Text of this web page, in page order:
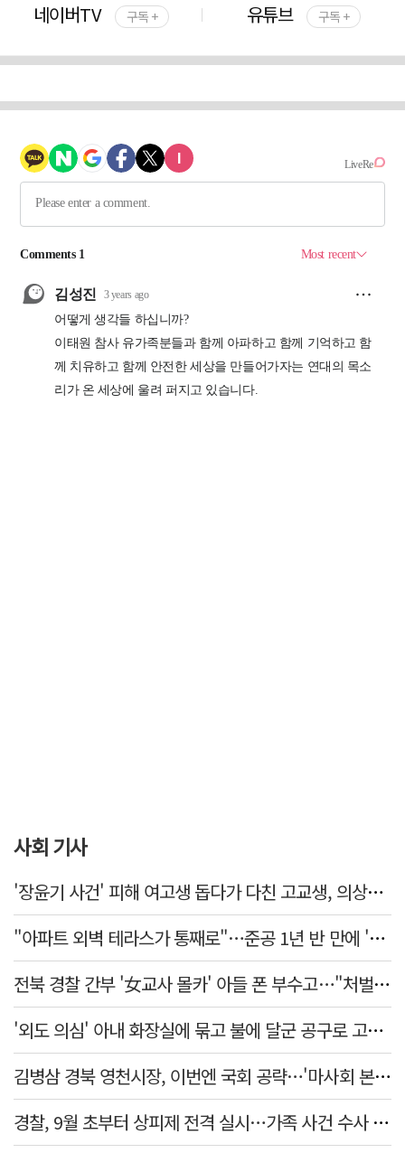
네이버TV 구독 + 유튜브 구독 +
사회 기사
'장윤기 사건' 피해 여고생 돕다가 다친 고교생, 의상자 인정
"아파트 외벽 테라스가 통째로"…준공 1년 반 만에 '아찔 사고'
전북 경찰 간부 '女교사 몰카' 아들 폰 부수고…"처벌 못하는 사안" 내부망에 글
'외도 의심' 아내 화장실에 묶고 불에 달군 공구로 고문…남편 검거
김병삼 경북 영천시장, 이번엔 국회 공략…'마사회 본사 이전·광역교통망 확충' 요청
경찰, 9월 초부터 상피제 전격 실시…가족 사건 수사 못해